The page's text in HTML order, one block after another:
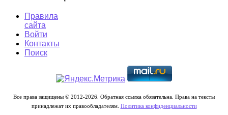
Правила
сайта
Войти
Контакты
Поиск
Все права защищены © 2012-2026. Обратная ссылка обязательна. Права на тексты
принадлежат их правообладателям. Политика конфиденциальности